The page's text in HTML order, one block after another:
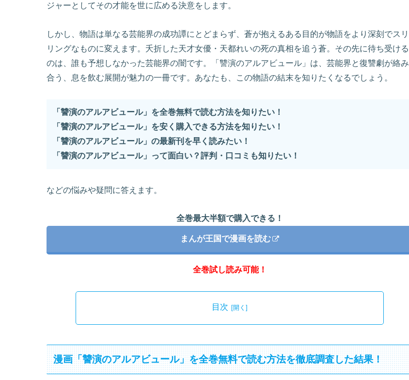
ジャーとしてその才能を世に広める決意をします。
しかし、物語は単なる芸能界の成功譚にとどまらず、蒼が抱えるある目的が物語をより深刻でスリ
リングなものに変えます。夭折した天才女優・天都れいの死の真相を追う蒼。その先に待ち受ける
のは、誰も予想しなかった芸能界の闇です。「讐演のアルアビュール」は、芸能界と復讐劇が絡み
合う、息を飲む展開が魅力の一冊です。あなたも、この物語の結末を知りたくなるでしょう。
「讐演のアルアビュール」を全巻無料で読む方法を知りたい！
「讐演のアルアビュール」を安く購入できる方法を知りたい！
「讐演のアルアビュール」の最新刊を早く読みたい！
「讐演のアルアビュール」って面白い？評判・口コミも知りたい！
などの悩みや疑問に答えます。
全巻最大半額で購入できる！
まんが王国で漫画を読む
全巻試し読み可能！
目次
漫画「讐演のアルアビュール」を全巻無料で読む方法を徹底調査した結果！